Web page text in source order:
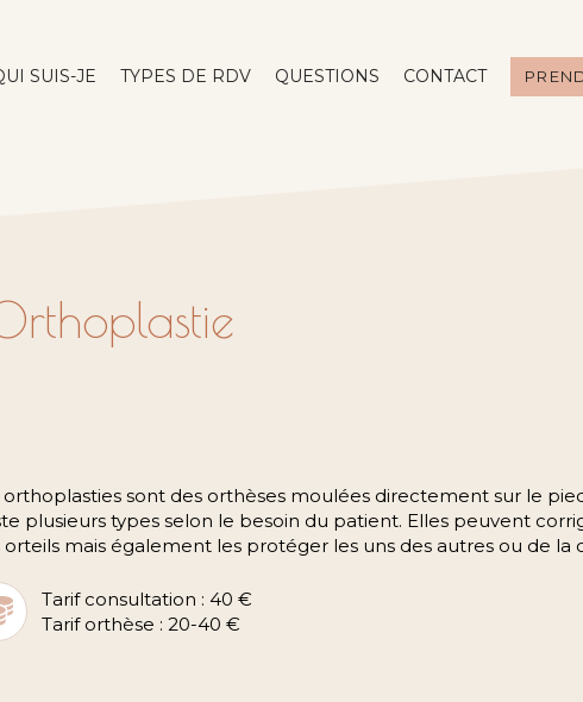
SUIS-JE TYPES DE RDV QUESTIONS CONTACT
orthoplasties sont des orthèses moulées directement sur le
plusieurs types selon le besoin du patient. Elles peuvent
orteils mais également les protéger les uns des autres ou de la
Tarif consultation : 40 €
Tarif orthèse : 20-40 €